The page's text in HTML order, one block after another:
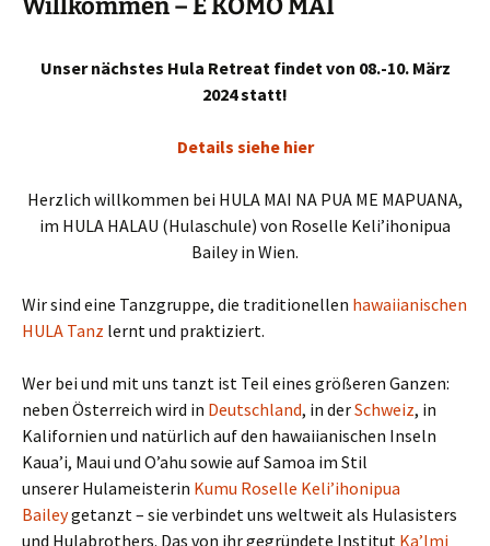
Willkommen – E KOMO MAI
Unser nächstes Hula Retreat findet von 08.-10. März
2024 statt!
Details siehe hier
Herzlich willkommen bei HULA MAI NA PUA ME MAPUANA,
im HULA HALAU (Hulaschule) von Roselle Keli’ihonipua
Bailey in Wien.
Wir sind eine Tanzgruppe, die traditionellen hawaiianischen
HULA Tanz lernt und praktiziert.
Wer bei und mit uns tanzt ist Teil eines größeren Ganzen:
neben Österreich wird in Deutschland, in derSchweiz, in
Kalifornien und natürlich auf den hawaiianischen Inseln
Kaua’i, Maui und O’ahu sowie auf Samoa im Stil
unserer Hulameisterin Kumu Roselle Keli’ihonipua
Baileygetanzt – sie verbindet uns weltweit als Hulasisters
und Hulabrothers. Das von ihr gegründete Institut Ka’Imi